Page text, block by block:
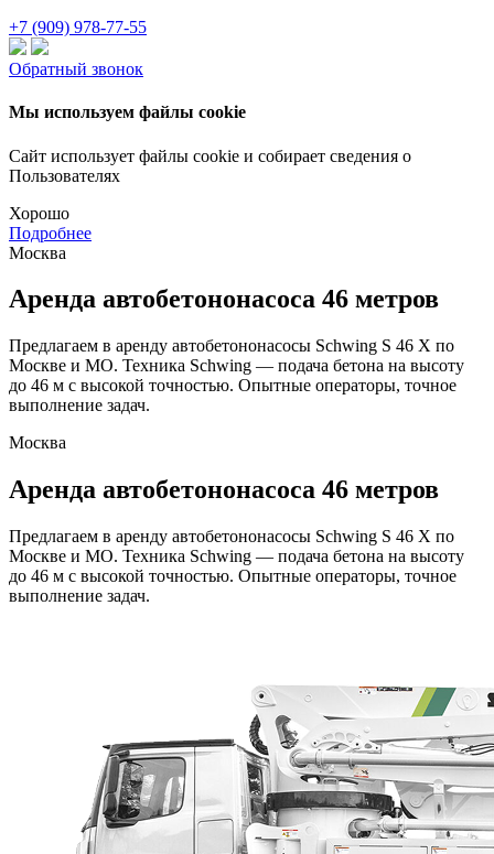
+7 (909) 978-77-55
Обратный звонок
Мы используем файлы cookie
Сайт использует файлы cookie и собирает сведения о
Пользователях
Хорошо
Подробнее
Москва
Аренда автобетононасоса 46 метров
Предлагаем в аренду автобетононасосы Schwing S 46 X по
Москве и МО. Техника Schwing — подача бетона на высоту
до 46 м с высокой точностью. Опытные операторы, точное
выполнение задач.
Москва
Аренда автобетононасоса 46 метров
Предлагаем в аренду автобетононасосы Schwing S 46 X по
Москве и МО. Техника Schwing — подача бетона на высоту
до 46 м с высокой точностью. Опытные операторы, точное
выполнение задач.